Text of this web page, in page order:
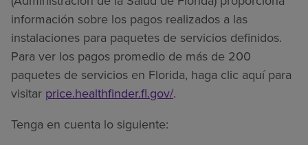
información sobre los pagos realizados a las
instalaciones para paquetes de servicios definidos.
Para ver los pagos promedio de más de 200
paquetes de servicios en Florida, haga clic aquí para
visitar price.healthfinder.fl.gov/.
Tenga en cuenta lo siguiente: